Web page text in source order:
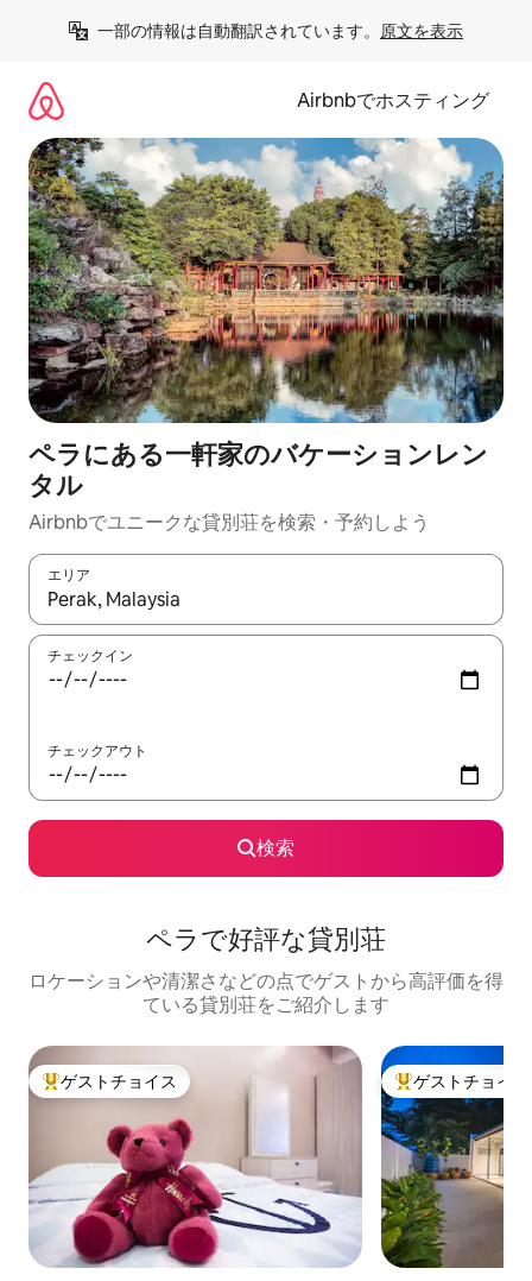
一部の情報は自動翻訳されています。 原文を表示
Airbnbでホスティング
ペラにある一軒家のバケーションレン
タル
Airbnbでユニークな貸別荘を検索・予約しよう
エリア
検索結果が表示されたら、上下の矢印キーを使って移動するか
チェックイン
チェックアウト
検索
ペラで好評な貸別荘
ロケーションや清潔さなどの点でゲストから高評価を得
ている貸別荘をご紹介します
大好評のゲストチョイスです。
ゲストチョイス 大好評のゲスト
ゲストチョイス